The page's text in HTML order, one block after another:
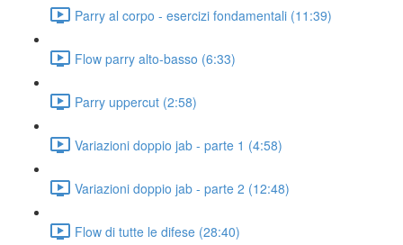
Parry al corpo - esercizi fondamentali (11:39)
Flow parry alto-basso (6:33)
Parry uppercut (2:58)
Variazioni doppio jab - parte 1 (4:58)
Variazioni doppio jab - parte 2 (12:48)
Flow di tutte le difese (28:40)